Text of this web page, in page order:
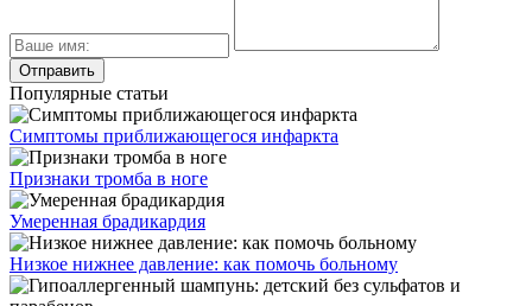
Популярные статьи
Симптомы приближающегося инфаркта
Признаки тромба в ноге
Умеренная брадикардия
Низкое нижнее давление: как помочь больному